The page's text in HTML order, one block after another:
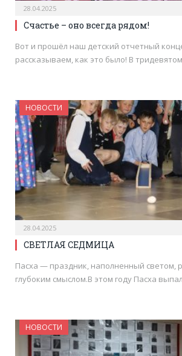
28.04.2025
Счастье – оно всегда рядом!
Вот и прошёл наш детский отчетный
рассказываем, как это было! В
НОВОСТИ
28.04.2025
СВЕТЛАЯ СЕДМИЦА
Пасха — праздник, наполненный светом,
глубоким смыслом.В этом году Пасха
НОВОСТИ